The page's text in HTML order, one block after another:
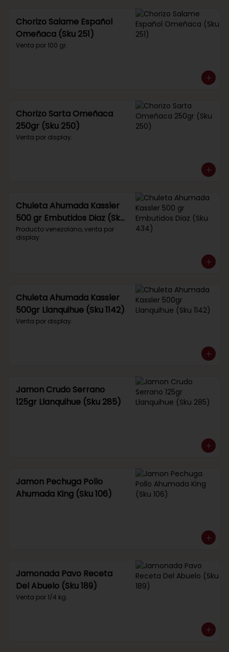
Chorizo Salame Español
Omeñaca (Sku 251)
Venta por 100 gr.
Chorizo Sarta Omeñaca
250gr (Sku 250)
Venta por display.
Chuleta Ahumada Kassler
500 gr Embutidos Diaz (Sku
434)
Producto venezolano, venta por
display.
Chuleta Ahumada Kassler
500gr Llanquihue (Sku 1142)
Venta por display.
Jamon Crudo Serrano
125gr Llanquihue (Sku 285)
Jamon Pechuga Pollo
Ahumada King (Sku 106)
Jamonada Pavo Receta
Del Abuelo (Sku 189)
Venta por 1/4 kg.